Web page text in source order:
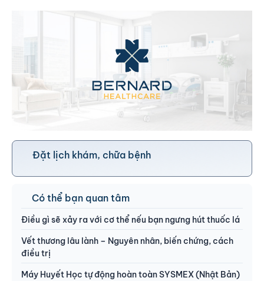
Đặt lịch khám, chữa bệnh
Có thể bạn quan tâm
Điều gì sẽ xảy ra với cơ thể nếu bạn ngưng hút thuốc lá
Vết thương lâu lành – Nguyên nhân, biến chứng, cách
điều trị
Máy Huyết Học tự động hoàn toàn SYSMEX (Nhật Bản)